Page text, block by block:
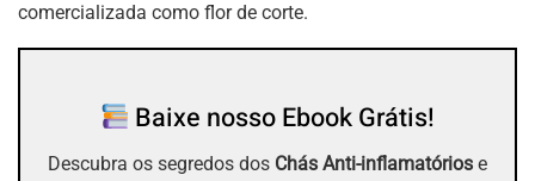
comercializada como flor de corte.
Baixe nosso Ebook Grátis!
Descubra os segredos dos Chás Anti-inflamatórios e